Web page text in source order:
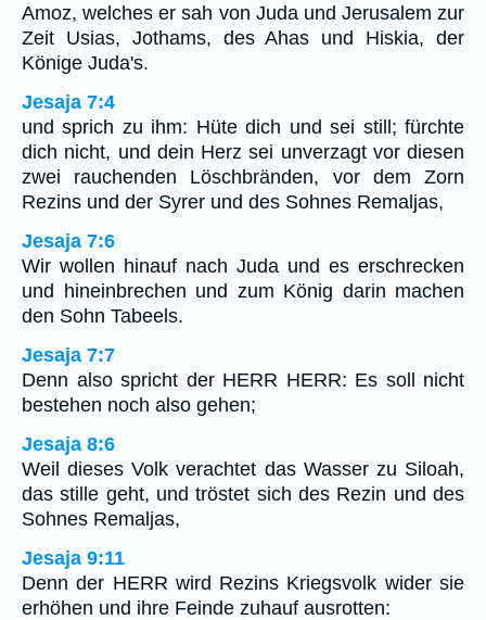
Amoz, welches er sah von Juda und Jerusalem zur
Zeit Usias, Jothams, des Ahas und Hiskia, der
Könige Juda's.
Jesaja 7:4
und sprich zu ihm: Hüte dich und sei still; fürchte
dich nicht, und dein Herz sei unverzagt vor diesen
zwei rauchenden Löschbränden, vor dem Zorn
Rezins und der Syrer und des Sohnes Remaljas,
Jesaja 7:6
Wir wollen hinauf nach Juda und es erschrecken
und hineinbrechen und zum König darin machen
den Sohn Tabeels.
Jesaja 7:7
Denn also spricht der HERR HERR: Es soll nicht
bestehen noch also gehen;
Jesaja 8:6
Weil dieses Volk verachtet das Wasser zu Siloah,
das stille geht, und tröstet sich des Rezin und des
Sohnes Remaljas,
Jesaja 9:11
Denn der HERR wird Rezins Kriegsvolk wider sie
erhöhen und ihre Feinde zuhauf ausrotten: